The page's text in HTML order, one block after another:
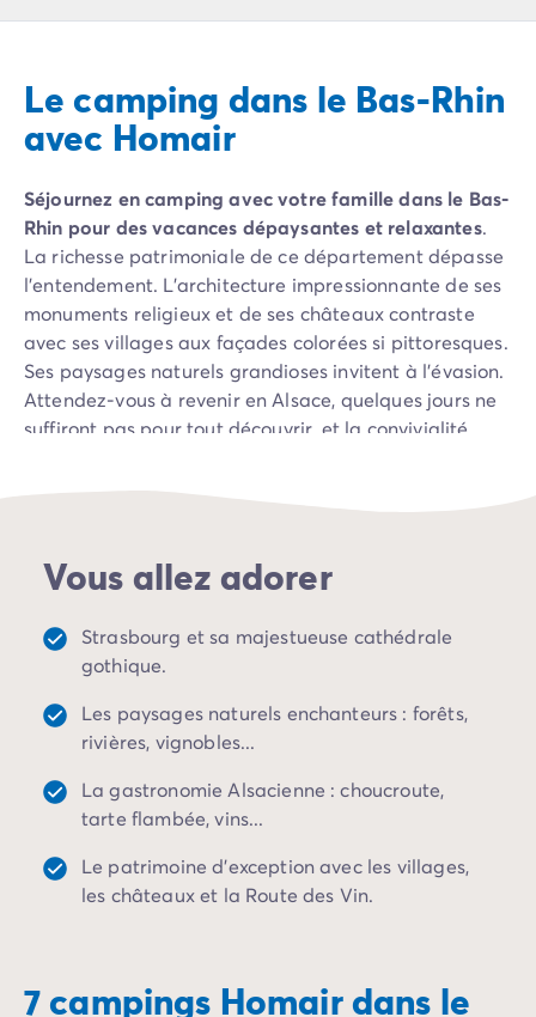
Camping Hendaye
Camping Bretagne
Camping Côtes d'Armor
Camping Ille-et-Vilaine
Camping Saint-Malo
Camping Morbihan
Camping Vannes
Camping Centre-Val de Loire
Camping Indre-et-Loire
Camping Chenonceau
Camping Champagne-Ardenne
Camping Ardennes
Camping Corse-du-Sud
Camping Haute-Corse
Camping Hauts-de-France
Camping Nord-Pas-de-Calais
Camping Ile-de-France
Camping Paris
Camping Languedoc-Roussillon
Camping Aude
Camping Carcassonne
Camping Narbonne
Camping Gard
Camping La Grande Motte
Le camping dans le Bas-Rhin
avec Homair
Séjournez en camping avec votre famille dans le Bas-
Rhin pour des vacances dépaysantes et relaxantes.
La richesse patrimoniale de ce département dépasse
l’entendement. L’architecture impressionnante de ses
monuments religieux et de ses châteaux contraste
avec ses villages aux façades colorées si pittoresques.
Ses paysages naturels grandioses invitent à l’évasion.
Attendez-vous à revenir en Alsace, quelques jours ne
suffiront pas pour tout découvrir, et la convivialité
Vous allez adorer
Strasbourg et sa majestueuse cathédrale
gothique.
Les paysages naturels enchanteurs : forêts,
rivières, vignobles...
La gastronomie Alsacienne : choucroute,
tarte flambée, vins...
Le patrimoine d'exception avec les villages,
les châteaux et la Route des Vin.
7 campings Homair dans le